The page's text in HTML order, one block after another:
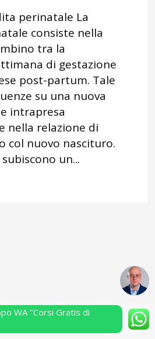
perinatale La
consiste nella
tra la
di gestazione
post-partum. Tale
su una nuova
intrapresa
nella relazione di
col nuovo nascituro.
un...
Performarsi S.a.s.
WA "Corsi Gratis di